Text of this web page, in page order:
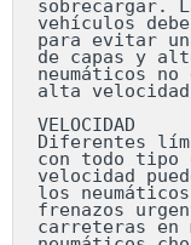
sobrecargar.
vehículos
para evitar
de capas y
neumáticos
alta
VELOCIDAD
Diferentes
con todo tipo
velocidad
los
frenazos
carreteras en